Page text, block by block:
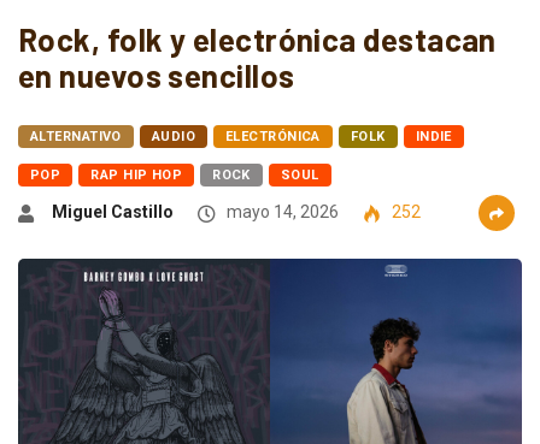
Rock, folk y electrónica destacan
en nuevos sencillos
ALTERNATIVO AUDIO ELECTRÓNICA FOLK INDIE
POP RAP HIP HOP ROCK SOUL
Miguel Castillo mayo 14, 2026 252